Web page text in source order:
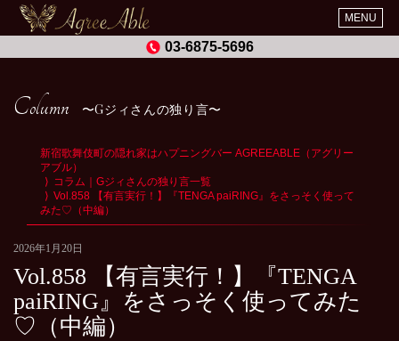
MENU
03-6875-5696
Column Gジィさんの独り言
新宿歌舞伎町の隠れ家はハプニングバー AGREEABLE（アグリー
アブル）
コラム｜Gジィさんの独り言一覧
Vol.858 【有言実行！】『TENGA paiRING』をさっそく使って
みた♡（中編）
2026年1月20日
Vol.858 【有言実行！】『TENGA
paiRING』をさっそく使ってみた
♡（中編）